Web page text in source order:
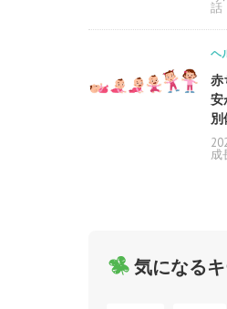
話
ヘ
赤
安
成
気になる